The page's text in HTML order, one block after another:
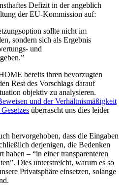
Defizit in der angeblich
der EU-Kommission auf:
sollte nicht im
sondern sich als Ergebnis
und
bereits ihren bevorzugten
Rest des Vorschlags darauf
objektiv zu analysieren.
und der Verhältnismäßigkeit
überrascht uns dies leider
hervorgehoben, dass die Eingaben
derjenigen, die Bedenken
haben – “in einer transparenteren
Dies unterstreicht, warum es so
Privatsphäre einsetzen, solange